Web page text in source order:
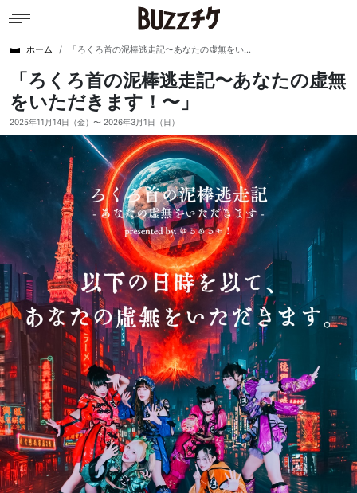
ホーム 「ろくろ首の泥棒逃走記〜あなたの虚無をい...
「ろくろ首の泥棒逃走記〜あなたの虚無
をいただきます！〜」
2025年11月14日（金）〜 2026年3月1日（日）